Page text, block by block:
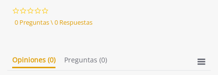
star
rating
0 Preguntas \ 0 Respuestas
Opiniones (0) Preguntas (0)